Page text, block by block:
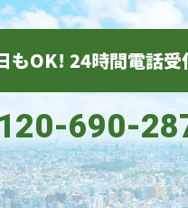
もOK! 24時間電話受
690-